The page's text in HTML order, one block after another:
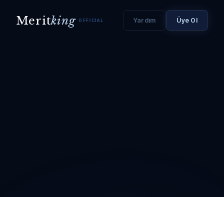
Meritking OFFICIAL Yardım Üye Ol